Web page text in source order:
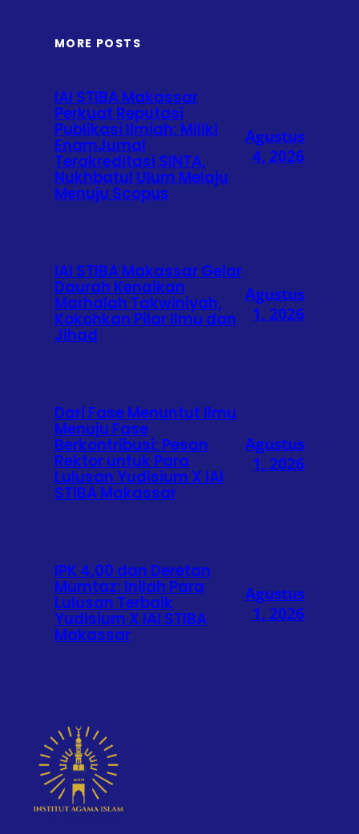
MORE POSTS
IAI STIBA Makassar
Perkuat Reputasi
Publikasi Ilmiah: Miliki
EnamJurnal
Terakreditasi SINTA,
Nukhbatul Ulum Melaju
Menuju Scopus
Agustus
4, 2026
IAI STIBA Makassar Gelar
Daurah Kenaikan
Marhalah Takwiniyah,
Kokohkan Pilar Ilmu dan
Jihad
Agustus
1, 2026
Dari Fase Menuntut Ilmu
Menuju Fase
Berkontribusi: Pesan
Rektor untuk Para
Lulusan Yudisium X IAI
STIBA Makassar
Agustus
1, 2026
IPK 4,00 dan Deretan
Mumtaz: Inilah Para
Lulusan Terbaik
Yudisium X IAI STIBA
Makassar
Agustus
1, 2026